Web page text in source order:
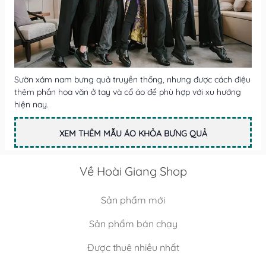
Sườn xám nam bưng quả truyền thống, nhưng được cách điệu
thêm phần hoa văn ở tay và cổ áo để phù hợp với xu hướng
hiện nay.
XEM THÊM MẪU ÁO KHỎA BƯNG QUẢ
Về Hoài Giang Shop
Sản phẩm mới
Sản phẩm bán chạy
Được thuê nhiều nhất